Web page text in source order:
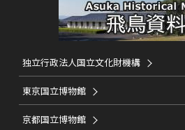
独立行政法人国立文化財機構
東京国立博物館
京都国立博物館